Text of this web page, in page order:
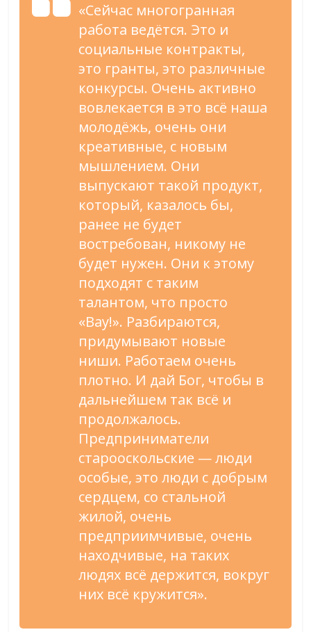
«Сейчас многогранная
работа ведётся. Это и
социальные контракты,
это гранты, это различные
конкурсы. Очень активно
вовлекается в это всё наша
молодёжь, очень они
креативные, с новым
мышлением. Они
выпускают такой продукт,
который, казалось бы,
ранее не будет
востребован, никому не
будет нужен. Они к этому
подходят с таким
талантом, что просто
«Вау!». Разбираются,
придумывают новые
ниши. Работаем очень
плотно. И дай Бог, чтобы в
дальнейшем так всё и
продолжалось.
Предприниматели
старооскольские — люди
особые, это люди с добрым
сердцем, со стальной
жилой, очень
предприимчивые, очень
находчивые, на таких
людях всё держится, вокруг
них всё кружится».